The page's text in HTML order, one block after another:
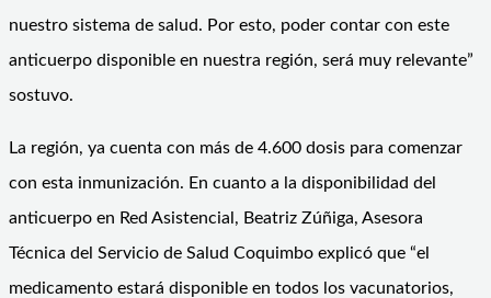
nuestro sistema de salud. Por esto, poder contar con este
anticuerpo disponible en nuestra región, será muy relevante”
sostuvo.
La región, ya cuenta con más de 4.600 dosis para comenzar
con esta inmunización. En cuanto a la disponibilidad del
anticuerpo en Red Asistencial, Beatriz Zúñiga, Asesora
Técnica del Servicio de Salud Coquimbo explicó que “el
medicamento estará disponible en todos los vacunatorios,